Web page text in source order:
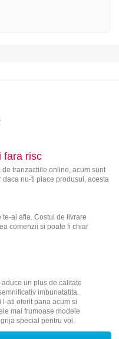
fara risc
tranzactiile online, acum sunt
daca nu-ti place produsul, acesta
ai afla. Costul de livrare
comenzii si poate fi chiar
aduce un plus de calitate
imbunatatita.
l-ati oferit pana acum si
mai frumoase modele
special pentru voi.